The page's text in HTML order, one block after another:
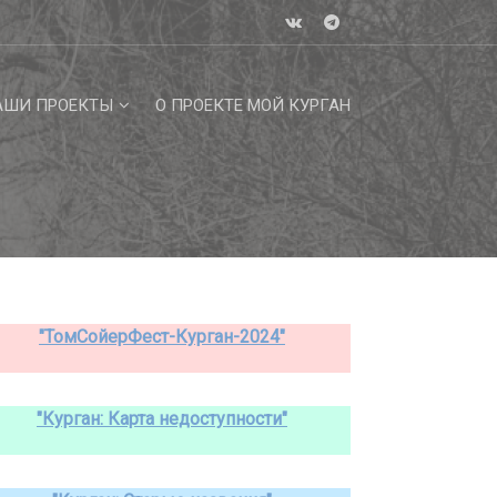
ПРОЕКТЫ О ПРОЕКТЕ МОЙ КУРГАН
"ТомСойерФест-Курган-2024"
"Курган: Карта недоступности"